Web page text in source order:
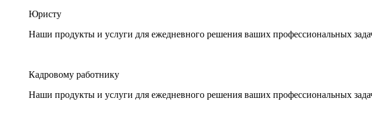
Юристу
Наши продукты и услуги для ежедневного решения ваших профессиональных
Кадровому работнику
Наши продукты и услуги для ежедневного решения ваших профессиональных